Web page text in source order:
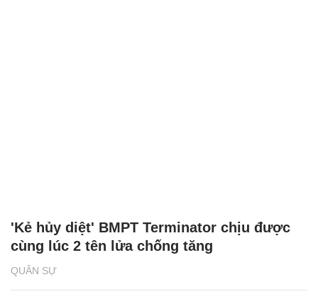
QUÂN SỰ
'Kẻ hủy diệt' BMPT Terminator chịu được
cùng lúc 2 tên lửa chống tăng